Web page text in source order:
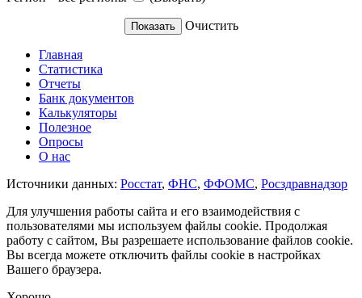
Очистить
Главная
Статистика
Отчеты
Банк документов
Калькуляторы
Полезное
Опросы
О нас
Источники данных: Росстат, ФНС, ФФОМС, Росздравнадзор
Для улучшения работы сайта и его взаимодействия с
пользователями мы используем файлы cookie. Продолжая
работу с сайтом, Вы разрешаете использование файлов cookie.
Вы всегда можете отключить файлы cookie в настройках
Вашего браузера.